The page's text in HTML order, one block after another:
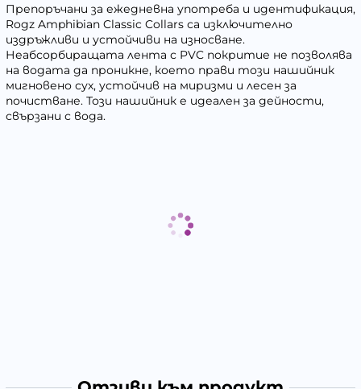
Препоръчани за ежедневна употреба и идентификация,
Rogz Amphibian Classic Collars са изключително
издръжливи и устойчиви на износване.
Неабсорбиращата лента с PVC покритие не позволява
на водата да проникне, което прави този нашийник
мигновено сух, устойчив на миризми и лесен за
почистване. Този нашийник е идеален за дейности,
свързани с вода.